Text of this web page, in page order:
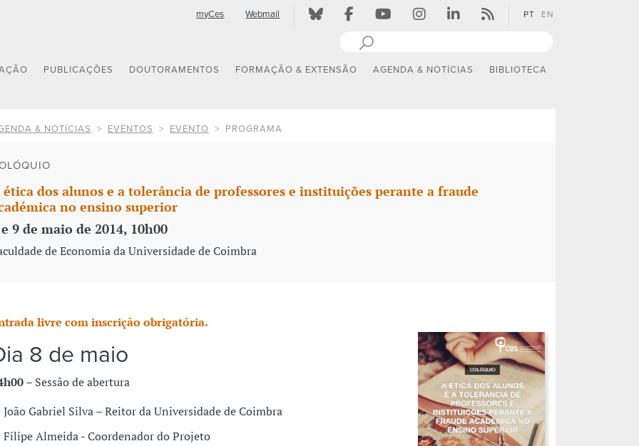
myCes Webmail PT EN
PUBLICAÇÕES DOUTORAMENTOS FORMAÇÃO & EXTENSÃO AGENDA & NOTÍCIAS BIBLIOTECA
& NOTÍCIAS EVENTOS EVENTO PROGRAMA
ética dos alunos e a tolerância de professores e instituições perante a fraude
no ensino superior
9 de maio de 2014, 10h00
de Economia da Universidade de Coimbra
livre com inscrição obrigatória.
8 de maio
– Sessão de abertura
João Gabriel Silva – Reitor da Universidade de Coimbra
Filipe Almeida - Coordenador do Projeto